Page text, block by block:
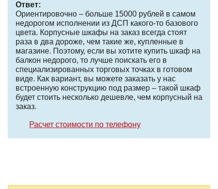
Ответ:
Ориентировочно – больше 15000 рублей в самом
недорогом исполнении из ДСП какого-то базового
цвета. Корпусные шкафы на заказ всегда стоят
раза в два дороже, чем такие же, купленные в
магазине. Поэтому, если вы хотите купить шкаф на
балкон недорого, то лучше поискать его в
специализированных торговых точках в готовом
виде. Как вариант, вы можете заказать у нас
встроенную конструкцию под размер – такой шкаф
будет стоить несколько дешевле, чем корпусный на
заказ.
Расчет стоимости по телефону